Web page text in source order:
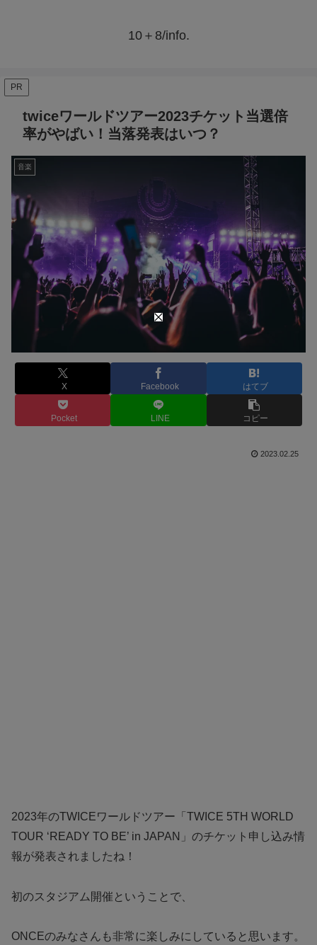
10＋8/info.
PR
twiceワールドツアー2023チケット当選倍
率がやばい！当落発表はいつ？
音楽
X Facebook はてブ
Pocket LINE コピー
2023.02.25
2023年のTWICEワールドツアー「TWICE 5TH WORLD
TOUR ‘READY TO BE’ in JAPAN」のチケット申し込み情
報が発表されましたね！
初のスタジアム開催ということで、
ONCEのみなさんも非常に楽しみにしていると思います。